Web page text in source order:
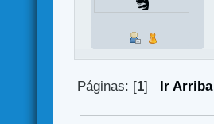
Páginas: [1] Ir Arriba